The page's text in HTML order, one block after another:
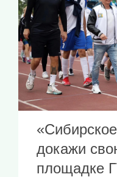
докажи
площадке